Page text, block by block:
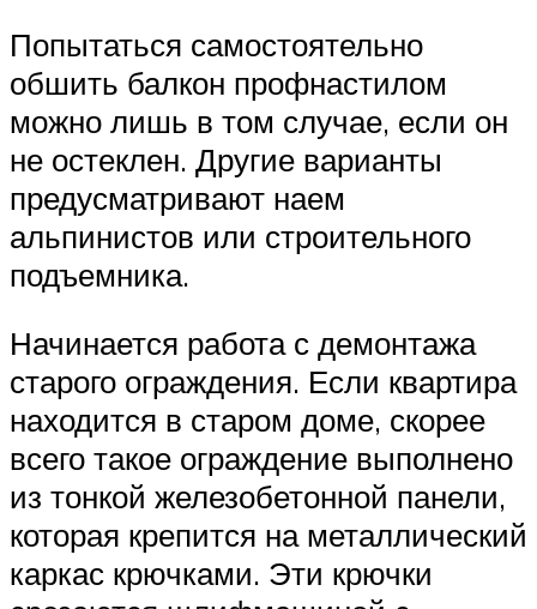
Попытаться самостоятельно
обшить балкон профнастилом
можно лишь в том случае, если он
не остеклен. Другие варианты
предусматривают наем
альпинистов или строительного
подъемника.
Начинается работа с демонтажа
старого ограждения. Если квартира
находится в старом доме, скорее
всего такое ограждение выполнено
из тонкой железобетонной панели,
которая крепится на металлический
каркас крючками. Эти крючки